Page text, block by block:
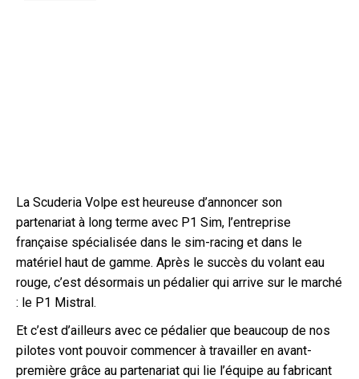
La Scuderia Volpe est heureuse d’annoncer son
partenariat à long terme avec P1 Sim, l’entreprise
française spécialisée dans le sim-racing et dans le
matériel haut de gamme. Après le succès du volant eau
rouge, c’est désormais un pédalier qui arrive sur le marché
: le P1 Mistral.
Et c’est d’ailleurs avec ce pédalier que beaucoup de nos
pilotes vont pouvoir commencer à travailler en avant-
première grâce au partenariat qui lie l’équipe au fabricant